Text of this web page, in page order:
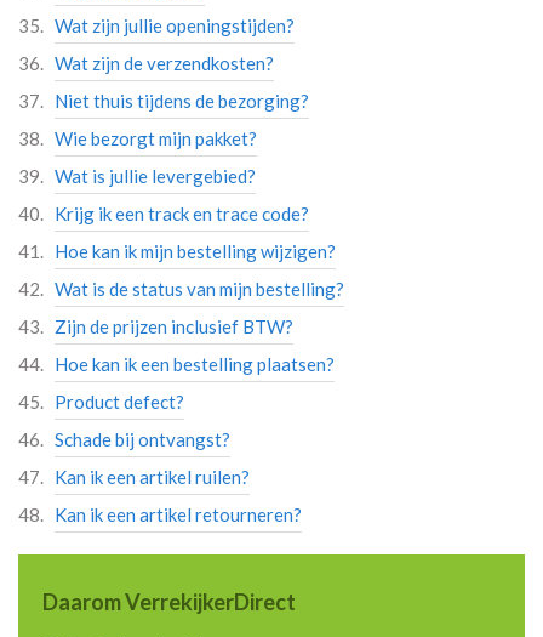
Wat zijn jullie openingstijden?
Wat zijn de verzendkosten?
Niet thuis tijdens de bezorging?
Wie bezorgt mijn pakket?
Wat is jullie levergebied?
Krijg ik een track en trace code?
Hoe kan ik mijn bestelling wijzigen?
Wat is de status van mijn bestelling?
Zijn de prijzen inclusief BTW?
Hoe kan ik een bestelling plaatsen?
Product defect?
Schade bij ontvangst?
Kan ik een artikel ruilen?
Kan ik een artikel retourneren?
Daarom VerrekijkerDirect